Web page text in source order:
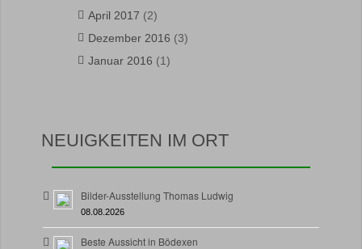
April 2017 (2)
Dezember 2016 (3)
Januar 2016 (1)
NEUIGKEITEN IM ORT
Bilder-Ausstellung Thomas Ludwig
08.08.2026
Beste Aussicht in Bödexen